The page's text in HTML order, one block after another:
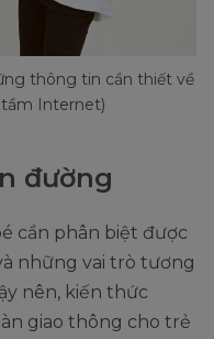
thông tin cần thiết về
tầm Internet)
đường
cần phân biệt được
những vai trò tương
nên, kiến thức
giao thông cho trẻ